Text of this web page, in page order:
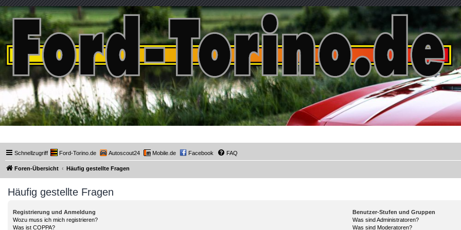
Ford-Torino.de
Schnellzugriff Ford-Torino.de Autoscout24 Mobile.de Facebook FAQ
Foren-Übersicht Häufig gestellte Fragen
Häufig gestellte Fragen
Registrierung und Anmeldung
Wozu muss ich mich registrieren?
Was ist COPPA?
Benutzer-Stufen und Gruppen
Was sind Administratoren?
Was sind Moderatoren?